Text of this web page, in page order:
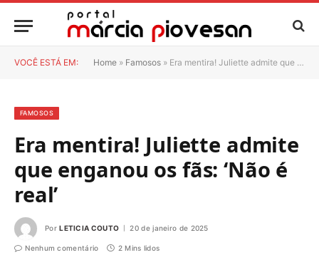
VOCÊ ESTÁ EM: Home » Famosos » Era mentira! Juliette admite que enganou os fãs: ‘Não é real’
FAMOSOS
Era mentira! Juliette admite
que enganou os fãs: ‘Não é
real’
Por LETICIA COUTO 20 de janeiro de 2025
Nenhum comentário 2 Mins lidos